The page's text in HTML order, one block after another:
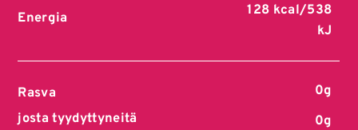
Energia
128 kcal/538
kJ
Rasva
0g
josta tyydyttyneitä
0g